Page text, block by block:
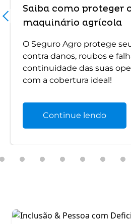
Saiba como proteger
maquinário agrícola
O Seguro Agro protege
contra danos, roubos e
continuidade das suas
com a cobertura ideal!
Continue lendo